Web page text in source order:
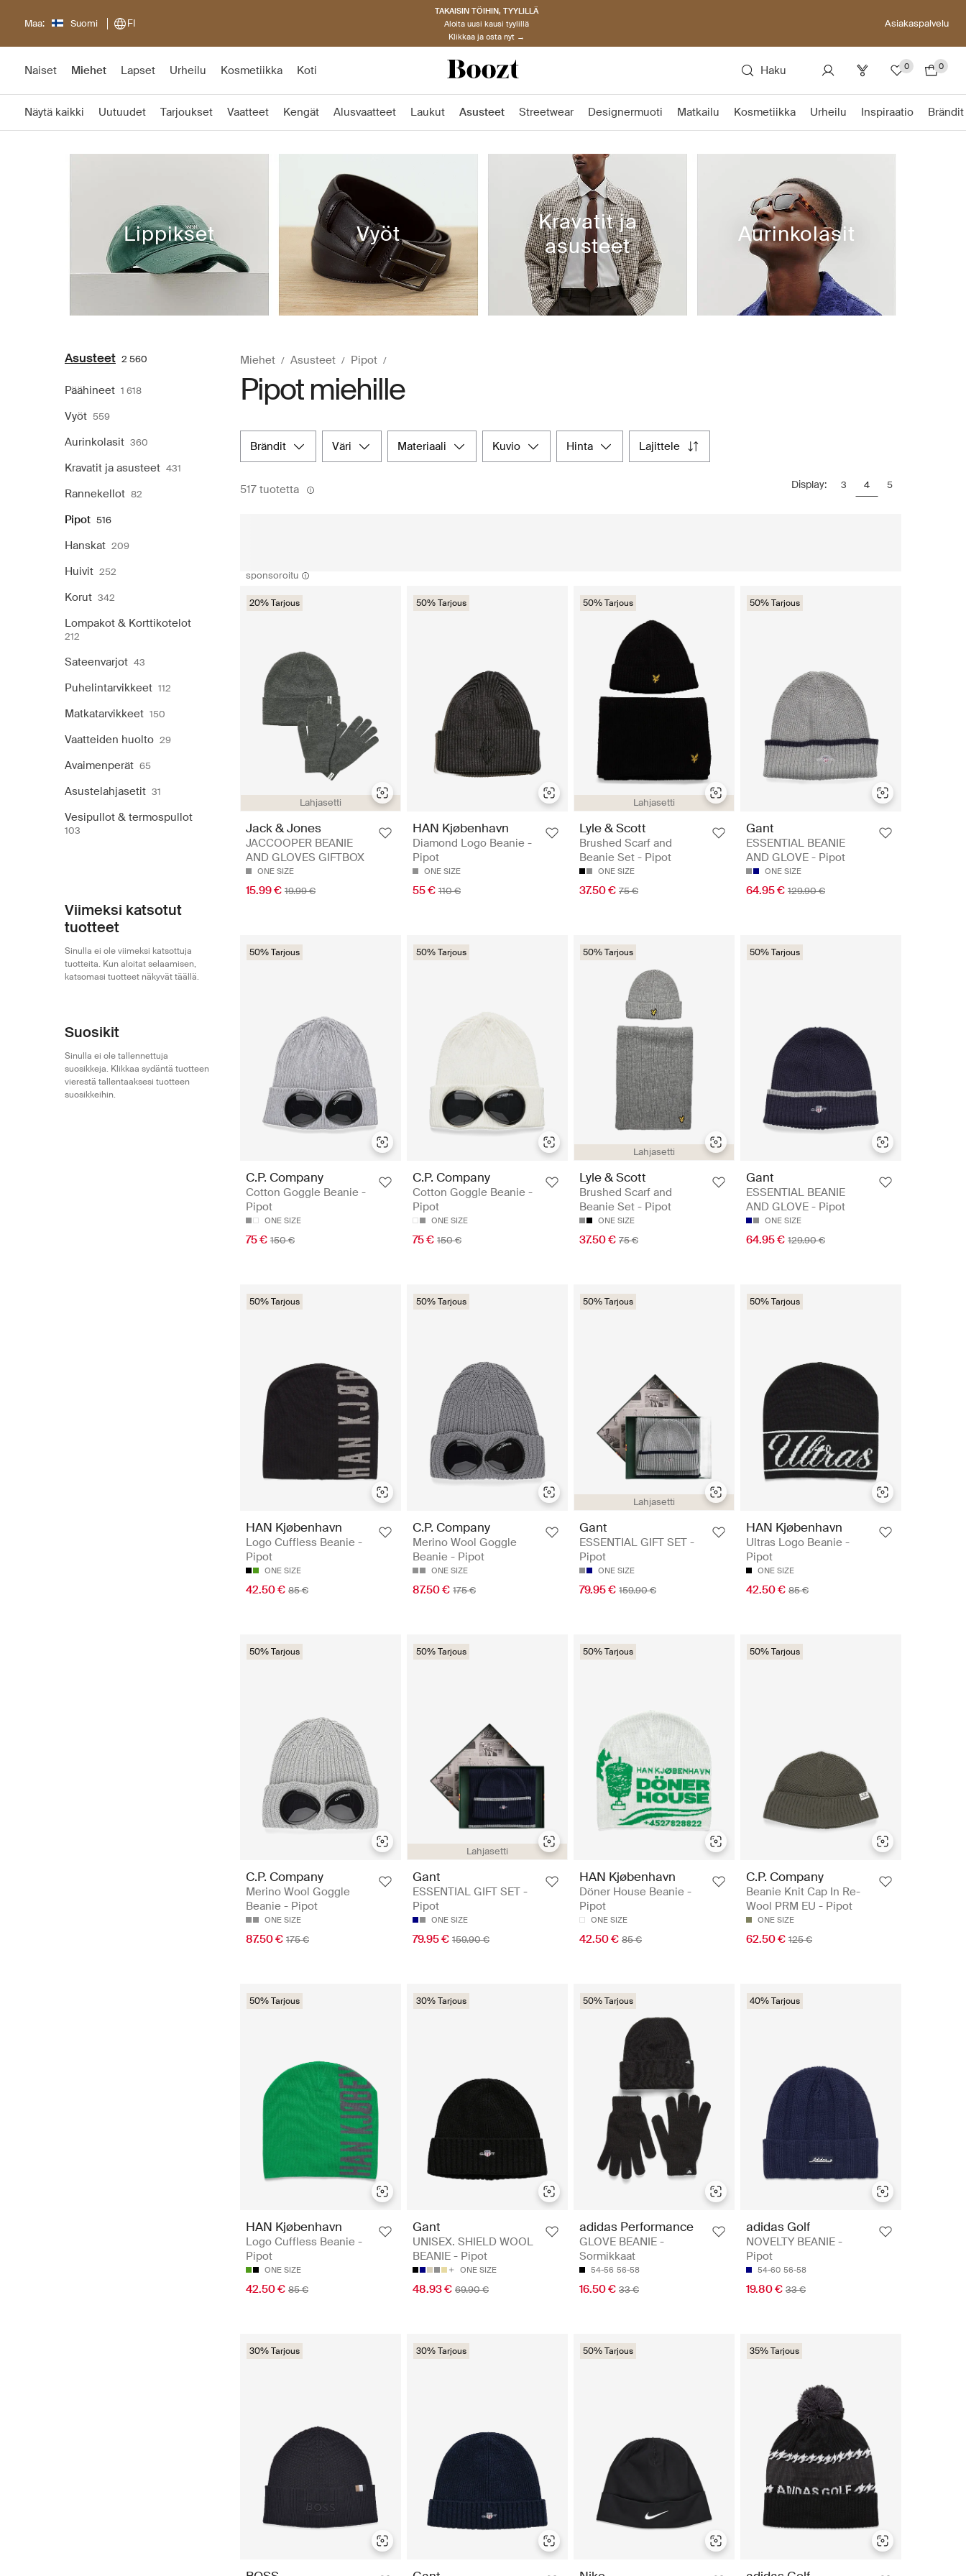
Maa: Suomi FI
TAKAISIN TÖIHIN, TYYLILLÄ
Aloita uusi kausi tyylillä
Klikkaa ja osta nyt →
Asiakaspalvelu
Naiset Miehet Lapset Urheilu Kosmetiikka Koti Haku 0 0
Näytä kaikki Uutuudet Tarjoukset Vaatteet Kengät Alusvaatteet Laukut Asusteet Streetwear Designermuoti Matkailu Kosmetiikka Urheilu Inspiraatio Brändit
Lippikset Vyöt
Kravatit ja
asusteet
Aurinkolasit
Asusteet 2 560
Päähineet 1 618
Vyöt 559
Aurinkolasit 360
Kravatit ja asusteet 431
Rannekellot 82
Pipot 516
Hanskat 209
Huivit 252
Korut 342
Lompakot & Korttikotelot
212
Sateenvarjot 43
Puhelintarvikkeet 112
Matkatarvikkeet 150
Vaatteiden huolto 29
Avaimenperät 65
Asustelahjasetit 31
Vesipullot & termospullot
103
Viimeksi katsotut
tuotteet
Sinulla ei ole viimeksi katsottuja
tuotteita. Kun aloitat selaamisen,
katsomasi tuotteet näkyvät täällä.
Suosikit
Sinulla ei ole tallennettuja
suosikkeja. Klikkaa sydäntä tuotteen
vierestä tallentaaksesi tuotteen
suosikkeihin.
Miehet Asusteet Pipot
Pipot miehille
brändit väri materiaali kuvio hinta lajittele
517 tuotetta Display: 3 4 5
sponsoroitu
Lahjasetti
20% Tarjous
Jack & Jones
JACCOOPER BEANIE
AND GLOVES GIFTBOX
ONE SIZE
15.99 € 19.99 €
50% Tarjous
HAN Kjøbenhavn
Diamond Logo Beanie -
Pipot
ONE SIZE
55 € 110 €
Lahjasetti
50% Tarjous
Lyle & Scott
Brushed Scarf and
Beanie Set - Pipot
ONE SIZE
37.50 € 75 €
50% Tarjous
Gant
ESSENTIAL BEANIE
AND GLOVE - Pipot
ONE SIZE
64.95 € 129.90 €
50% Tarjous
C.P. Company
Cotton Goggle Beanie -
Pipot
ONE SIZE
75 € 150 €
50% Tarjous
C.P. Company
Cotton Goggle Beanie -
Pipot
ONE SIZE
75 € 150 €
Lahjasetti
50% Tarjous
Lyle & Scott
Brushed Scarf and
Beanie Set - Pipot
ONE SIZE
37.50 € 75 €
50% Tarjous
Gant
ESSENTIAL BEANIE
AND GLOVE - Pipot
ONE SIZE
64.95 € 129.90 €
50% Tarjous
HAN Kjøbenhavn
Logo Cuffless Beanie -
Pipot
ONE SIZE
42.50 € 85 €
50% Tarjous
C.P. Company
Merino Wool Goggle
Beanie - Pipot
ONE SIZE
87.50 € 175 €
Lahjasetti
50% Tarjous
Gant
ESSENTIAL GIFT SET -
Pipot
ONE SIZE
79.95 € 159.90 €
50% Tarjous
HAN Kjøbenhavn
Ultras Logo Beanie -
Pipot
ONE SIZE
42.50 € 85 €
50% Tarjous
C.P. Company
Merino Wool Goggle
Beanie - Pipot
ONE SIZE
87.50 € 175 €
Lahjasetti
50% Tarjous
Gant
ESSENTIAL GIFT SET -
Pipot
ONE SIZE
79.95 € 159.90 €
50% Tarjous
HAN Kjøbenhavn
Döner House Beanie -
Pipot
ONE SIZE
42.50 € 85 €
50% Tarjous
C.P. Company
Beanie Knit Cap In Re-
Wool PRM EU - Pipot
ONE SIZE
62.50 € 125 €
50% Tarjous
HAN Kjøbenhavn
Logo Cuffless Beanie -
Pipot
ONE SIZE
42.50 € 85 €
30% Tarjous
Gant
UNISEX. SHIELD WOOL
BEANIE - Pipot
ONE SIZE
48.93 € 69.90 €
50% Tarjous
adidas Performance
GLOVE BEANIE -
Sormikkaat
54-56 56-58
16.50 € 33 €
40% Tarjous
adidas Golf
NOVELTY BEANIE -
Pipot
54-60 56-58
19.80 € 33 €
30% Tarjous 30% Tarjous 50% Tarjous 35% Tarjous